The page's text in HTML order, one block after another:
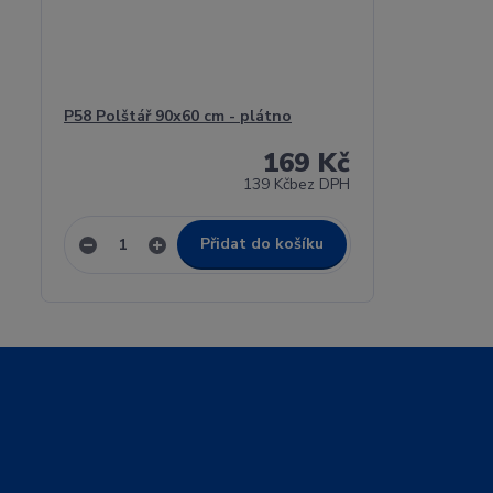
P58 Polštář 90x60 cm - plátno
169 Kč
139 Kčbez DPH
Přidat do košíku